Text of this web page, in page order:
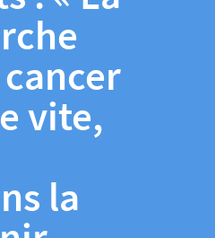
vite,
la